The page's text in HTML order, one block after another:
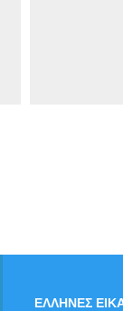
ΕΛΛΗΝΕΣ